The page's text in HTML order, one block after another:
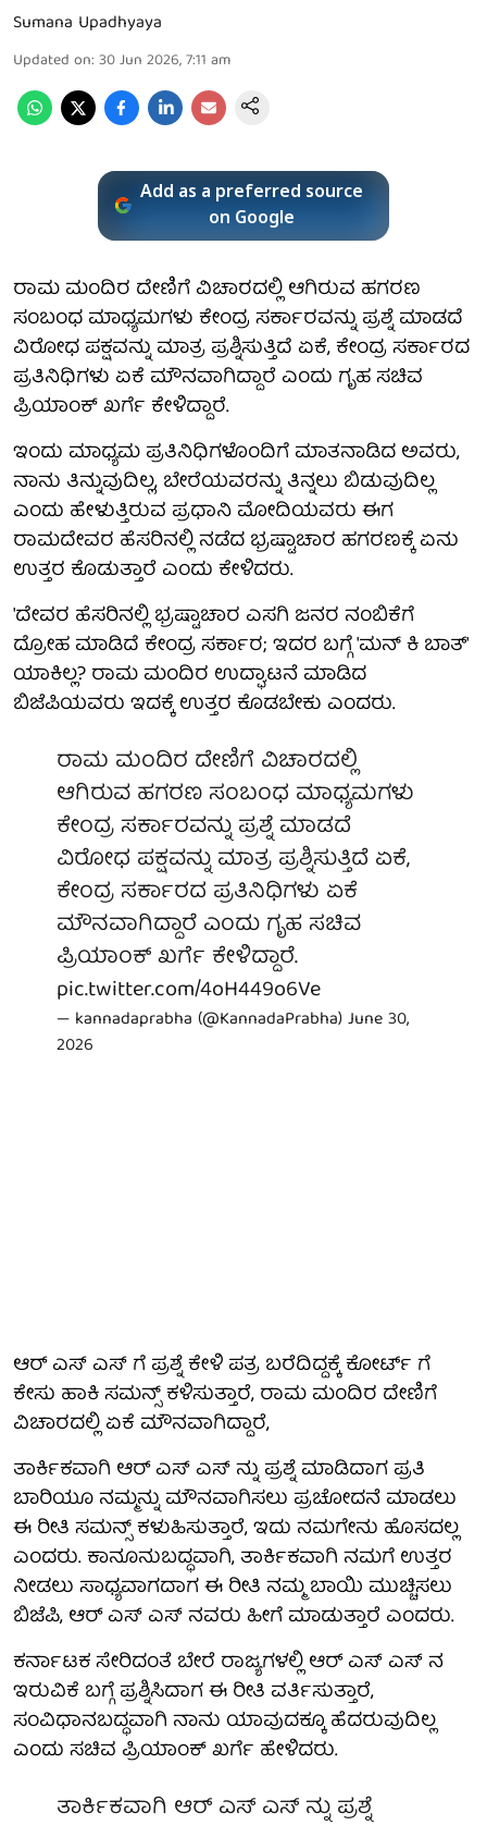
Sumana Upadhyaya
Updated on: 30 Jun 2026, 7:11 am
Add as a preferred source
on Google
ರಾಮ ಮಂದಿರ ದೇಣಿಗೆ ವಿಚಾರದಲ್ಲಿ ಆಗಿರುವ ಹಗರಣ
ಸಂಬಂಧ ಮಾಧ್ಯಮಗಳು ಕೇಂದ್ರ ಸರ್ಕಾರವನ್ನು ಪ್ರಶ್ನೆ ಮಾಡದೆ
ವಿರೋಧ ಪಕ್ಷವನ್ನು ಮಾತ್ರ ಪ್ರಶ್ನಿಸುತ್ತಿದೆ ಏಕೆ, ಕೇಂದ್ರ ಸರ್ಕಾರದ
ಪ್ರತಿನಿಧಿಗಳು ಏಕೆ ಮೌನವಾಗಿದ್ದಾರೆ ಎಂದು ಗೃಹ ಸಚಿವ
ಪ್ರಿಯಾಂಕ್ ಖರ್ಗೆ ಕೇಳಿದ್ದಾರೆ.
ಇಂದು ಮಾಧ್ಯಮ ಪ್ರತಿನಿಧಿಗಳೊಂದಿಗೆ ಮಾತನಾಡಿದ ಅವರು,
ನಾನು ತಿನ್ನುವುದಿಲ್ಲ, ಬೇರೆಯವರನ್ನು ತಿನ್ನಲು ಬಿಡುವುದಿಲ್ಲ
ಎಂದು ಹೇಳುತ್ತಿರುವ ಪ್ರಧಾನಿ ಮೋದಿಯವರು ಈಗ
ರಾಮದೇವರ ಹೆಸರಿನಲ್ಲಿ ನಡೆದ ಭ್ರಷ್ಟಾಚಾರ ಹಗರಣಕ್ಕೆ ಏನು
ಉತ್ತರ ಕೊಡುತ್ತಾರೆ ಎಂದು ಕೇಳಿದರು.
'ದೇವರ ಹೆಸರಿನಲ್ಲಿ ಭ್ರಷ್ಟಾಚಾರ ಎಸಗಿ ಜನರ ನಂಬಿಕೆಗೆ
ದ್ರೋಹ ಮಾಡಿದೆ ಕೇಂದ್ರ ಸರ್ಕಾರ; ಇದರ ಬಗ್ಗೆ 'ಮನ್ ಕಿ ಬಾತ್'
ಯಾಕಿಲ್ಲ? ರಾಮ ಮಂದಿರ ಉದ್ಘಾಟನೆ ಮಾಡಿದ
ಬಿಜೆಪಿಯವರು ಇದಕ್ಕೆ ಉತ್ತರ ಕೊಡಬೇಕು ಎಂದರು.
ರಾಮ ಮಂದಿರ ದೇಣಿಗೆ ವಿಚಾರದಲ್ಲಿ
ಆಗಿರುವ ಹಗರಣ ಸಂಬಂಧ ಮಾಧ್ಯಮಗಳು
ಕೇಂದ್ರ ಸರ್ಕಾರವನ್ನು ಪ್ರಶ್ನೆ ಮಾಡದೆ
ವಿರೋಧ ಪಕ್ಷವನ್ನು ಮಾತ್ರ ಪ್ರಶ್ನಿಸುತ್ತಿದೆ ಏಕೆ,
ಕೇಂದ್ರ ಸರ್ಕಾರದ ಪ್ರತಿನಿಧಿಗಳು ಏಕೆ
ಮೌನವಾಗಿದ್ದಾರೆ ಎಂದು ಗೃಹ ಸಚಿವ
ಪ್ರಿಯಾಂಕ್ ಖರ್ಗೆ ಕೇಳಿದ್ದಾರೆ.
pic.twitter.com/4oH449o6Ve
— kannadaprabha (@KannadaPrabha)June 30,
2026
ಆರ್ ಎಸ್ ಎಸ್ ಗೆ ಪ್ರಶ್ನೆ ಕೇಳಿ ಪತ್ರ ಬರೆದಿದ್ದಕ್ಕೆ ಕೋರ್ಟ್ ಗೆ
ಕೇಸು ಹಾಕಿ ಸಮನ್ಸ್ ಕಳಿಸುತ್ತಾರೆ, ರಾಮ ಮಂದಿರ ದೇಣಿಗೆ
ವಿಚಾರದಲ್ಲಿ ಏಕೆ ಮೌನವಾಗಿದ್ದಾರೆ,
ತಾರ್ಕಿಕವಾಗಿ ಆರ್ ಎಸ್ ಎಸ್ ನ್ನು ಪ್ರಶ್ನೆ ಮಾಡಿದಾಗ ಪ್ರತಿ
ಬಾರಿಯೂ ನಮ್ಮನ್ನು ಮೌನವಾಗಿಸಲು ಪ್ರಚೋದನೆ ಮಾಡಲು
ಈ ರೀತಿ ಸಮನ್ಸ್ ಕಳುಹಿಸುತ್ತಾರೆ, ಇದು ನಮಗೇನು ಹೊಸದಲ್ಲ
ಎಂದರು. ಕಾನೂನುಬದ್ಧವಾಗಿ, ತಾರ್ಕಿಕವಾಗಿ ನಮಗೆ ಉತ್ತರ
ನೀಡಲು ಸಾಧ್ಯವಾಗದಾಗ ಈ ರೀತಿ ನಮ್ಮ ಬಾಯಿ ಮುಚ್ಚಿಸಲು
ಬಿಜೆಪಿ, ಆರ್ ಎಸ್ ಎಸ್ ನವರು ಹೀಗೆ ಮಾಡುತ್ತಾರೆ ಎಂದರು.
ಕರ್ನಾಟಕ ಸೇರಿದಂತೆ ಬೇರೆ ರಾಜ್ಯಗಳಲ್ಲಿ ಆರ್ ಎಸ್ ಎಸ್ ನ
ಇರುವಿಕೆ ಬಗ್ಗೆ ಪ್ರಶ್ನಿಸಿದಾಗ ಈ ರೀತಿ ವರ್ತಿಸುತ್ತಾರೆ,
ಸಂವಿಧಾನಬದ್ಧವಾಗಿ ನಾನು ಯಾವುದಕ್ಕೂ ಹೆದರುವುದಿಲ್ಲ
ಎಂದು ಸಚಿವ ಪ್ರಿಯಾಂಕ್ ಖರ್ಗೆ ಹೇಳಿದರು.
ತಾರ್ಕಿಕವಾಗಿ ಆರ್ ಎಸ್ ಎಸ್ ನ್ನು ಪ್ರಶ್ನೆ